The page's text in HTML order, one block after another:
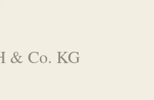
& Co. KG